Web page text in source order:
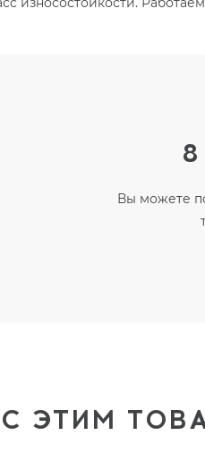
Вы можете
С ЭТИМ